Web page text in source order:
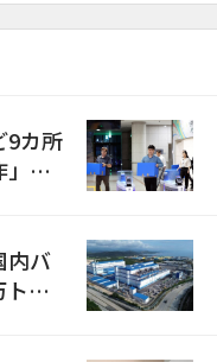
9カ所
の
内バ
ン